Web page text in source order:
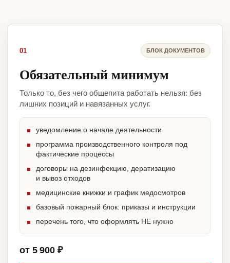
01 БЛОК ДОКУМЕНТОВ
Обязательный минимум
Только то, без чего общепита работать нельзя: без
лишних позиций и навязанных услуг.
уведомление о начале деятельности
программа производственного контроля под
фактические процессы
договоры на дезинфекцию, дератизацию
и вывоз отходов
медицинские книжки и график медосмотров
базовый пожарный блок: приказы и инструкции
перечень того, что оформлять НЕ нужно
от 5 900 ₽